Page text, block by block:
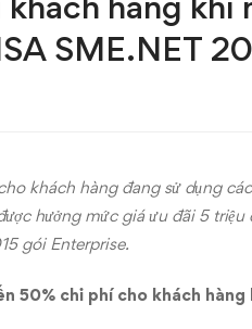
SME.NET
khách hàng đang sử dụng
hưởng mức giá ưu đãi 5
gói Enterprise.
50% chi phí cho khách